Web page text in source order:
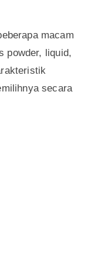
macam
powder, liquid,
secara